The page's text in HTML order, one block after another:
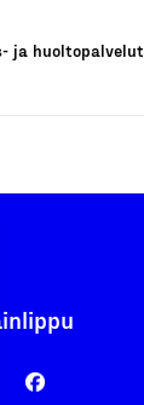
ja huoltopalvelut